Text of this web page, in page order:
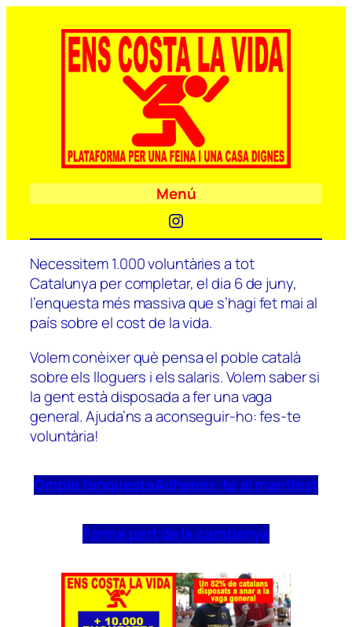
Menú
Instagram
Necessitem 1.000 voluntàries a tot
Catalunya per completar, el dia 6 de juny,
l’enquesta més massiva que s’hagi fet mai al
país sobre el cost de la vida.
Volem conèixer què pensa el poble català
sobre els lloguers i els salaris. Volem saber si
la gent està disposada a fer una vaga
general. Ajuda’ns a aconseguir-ho: fes-te
voluntària!
Omple l’enquestaAdhereix-te al manifest
Forma part de la campanya